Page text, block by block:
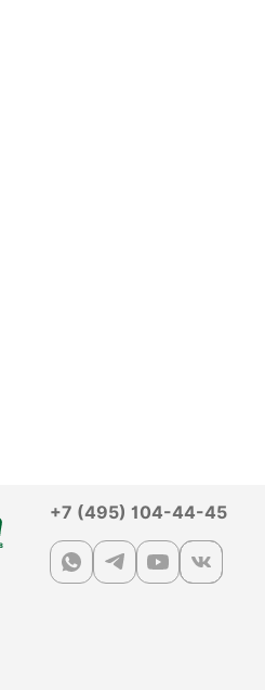
+7 (495) 104-44-45